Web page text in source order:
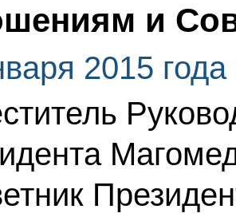
и
2015 года